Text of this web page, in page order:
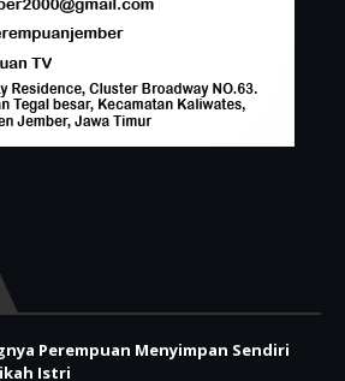
Perempuan Menyimpan Sendiri
Istri